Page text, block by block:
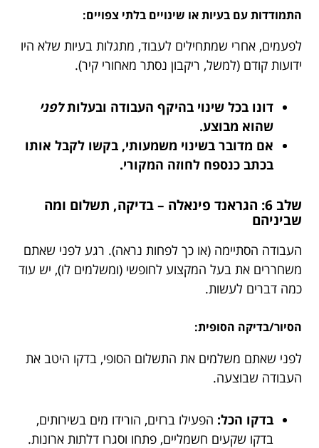
התמודדות עם בעיות או שינויים בלתי צפויים:
לפעמים, אחרי שמתחילים לעבוד, מתגלות בעיות שלא היו
ידועות קודם (למשל, ריקבון נסתר מאחורי קיר).
דונו בכל שינוי בהיקף העבודה ובעלותלפני
שהוא מבוצע.
אם מדובר בשינוי משמעותי, בקשו לקבל אותו
בכתב כנספח לחוזה המקורי.
שלב 6: הגראנד פינאלה – בדיקה, תשלום ומה
שביניהם
העבודה הסתיימה (או כך לפחות נראה). רגע לפני שאתם
משחררים את בעל המקצוע לחופשי (ומשלמים לו), יש עוד
כמה דברים לעשות.
הסיור/בדיקה הסופית:
לפני שאתם משלמים את התשלום הסופי, בדקו היטב את
העבודה שבוצעה.
בדקו הכל: הפעילו ברזים, הורידו מים בשירותים,
בדקו שקעים חשמליים, פתחו וסגרו דלתות ארונות.